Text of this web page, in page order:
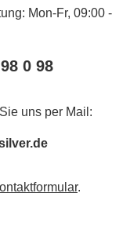
Mon-Fr, 09:00 -
0 98
uns per Mail:
.